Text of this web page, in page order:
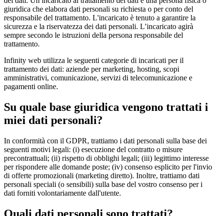
giuridica che elabora dati personali su richiesta o per conto del
responsabile del trattamento. L'incaricato è tenuto a garantire la
sicurezza e la riservatezza dei dati personali. L’incaricato agirà
sempre secondo le istruzioni della persona responsabile del
trattamento.
Infinity web utilizza le seguenti categorie di incaricati per il
trattamento dei dati: aziende per marketing, hosting, scopi
amministrativi, comunicazione, servizi di telecomunicazione e
pagamenti online.
Su quale base giuridica vengono trattati i
miei dati personali?
In conformità con il GDPR, trattiamo i dati personali sulla base dei
seguenti motivi legali: (i) esecuzione del contratto o misure
precontrattuali; (ii) rispetto di obblighi legali; (iii) legittimo interesse
per rispondere alle domande poste; (iv) consenso esplicito per l'invio
di offerte promozionali (marketing diretto). Inoltre, trattiamo dati
personali speciali (o sensibili) sulla base del vostro consenso per i
dati forniti volontariamente dall'utente.